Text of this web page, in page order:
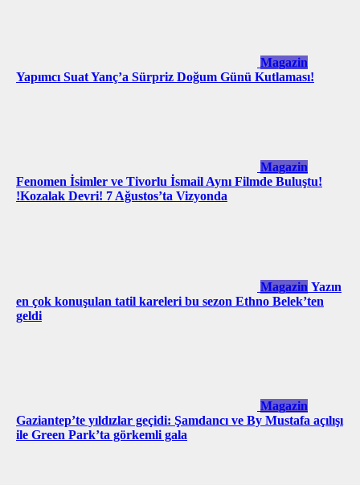
Magazin
Yapımcı Suat Yanç’a Sürpriz Doğum Günü Kutlaması!
Magazin
Fenomen İsimler ve Tivorlu İsmail Aynı Filmde Buluştu!
!Kozalak Devri! 7 Ağustos’ta Vizyonda
Magazin Yazın
en çok konuşulan tatil kareleri bu sezon Ethno Belek’ten
geldi
Magazin
Gaziantep’te yıldızlar geçidi: Şamdancı ve By Mustafa açılışı
ile Green Park’ta görkemli gala